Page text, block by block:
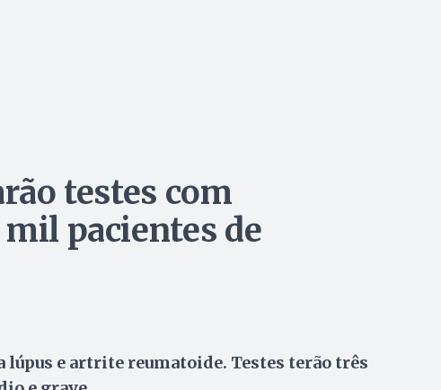
testes com
pacientes de
e artrite reumatoide. Testes terão três